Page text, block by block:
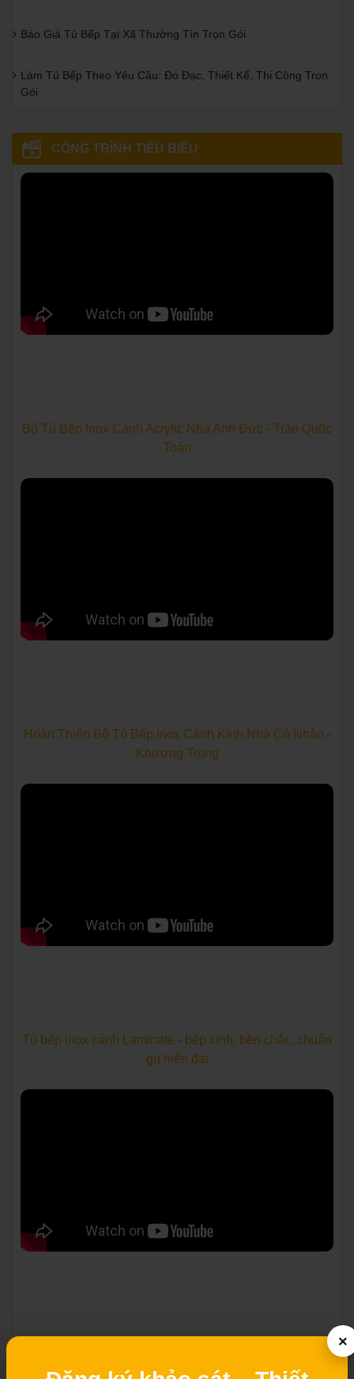
Báo Giá Tủ Bếp Tại Xã Thường Tín Trọn Gói
Làm Tủ Bếp Theo Yêu Cầu: Đo Đạc, Thiết Kế, Thi Công Trọn
Gói
CÔNG TRÌNH TIÊU BIỂU
Bộ Tủ Bếp Inox Cánh Acrylic Nhà Anh Đức - Trần Quốc
Toản
Hoàn Thiện Bộ Tủ Bếp Inox Cánh Kính Nhà Cô Nhàn -
Khương Trung
Tủ bếp inox cánh Laminate - bếp xinh, bền chắc, chuẩn
gu hiện đại
Tủ bếp thùng inox 304 cánh Acrylic nhà cô Chung - Bắc
×